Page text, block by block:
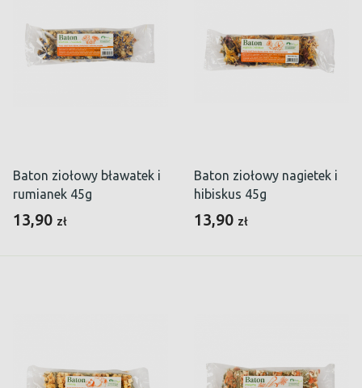
Baton ziołowy bławatek i
rumianek 45g
13,90 zł
Baton ziołowy nagietek i
hibiskus 45g
13,90 zł